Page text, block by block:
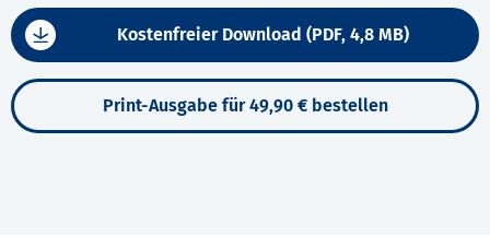
Kostenfreier Download (PDF, 4,8 MB)
Print-Ausgabe für 49,90 € bestellen